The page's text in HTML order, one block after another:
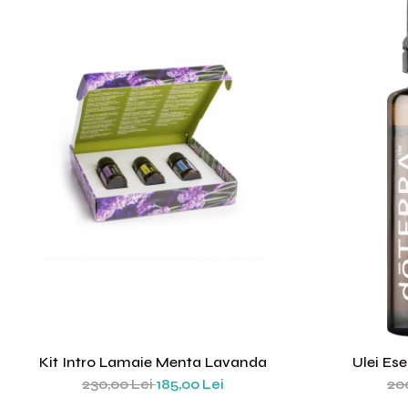
Set yoga White Grey
Kit Intro Lamaie Menta Lavanda
230,00 Lei185,00 Lei
Ulei